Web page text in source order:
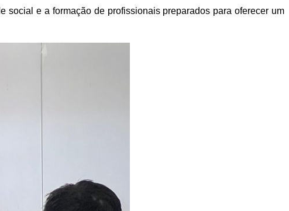
e a formação de profissionais preparados para oferecer um